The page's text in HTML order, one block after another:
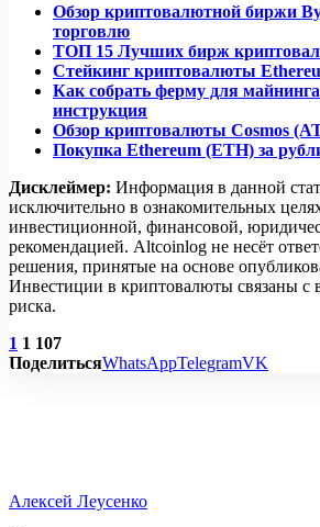
Обзор криптовалютной биржи
торговлю
ТОП 15 Лучших бирж
Стейкинг криптовалюты
Как собрать ферму для
инструкция
Обзор криптовалюты Cosmos
Покупка Ethereum (ETH) за
Дисклеймер: Информация в данной
исключительно в ознакомительных
инвестиционной, финансовой,
рекомендацией. Altcoinlog не несёт
решения, принятые на основе
Инвестиции в криптовалюты связаны с
риска.
1 1 107
ПоделитьсяWhatsAppTelegramVK
Алексей Леусенко